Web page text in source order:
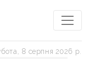
8 серпня 2026 р.